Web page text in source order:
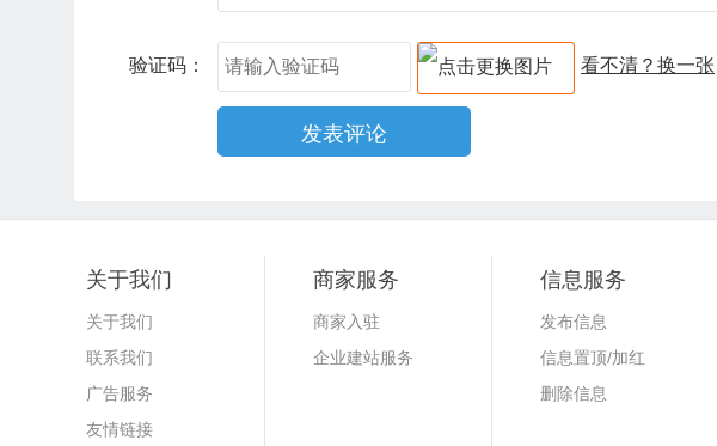
验证码： 看不清？换一张
关于我们
关于我们
联系我们
广告服务
友情链接
商家服务
商家入驻
企业建站服务
信息服务
发布信息
信息置顶/加红
删除信息